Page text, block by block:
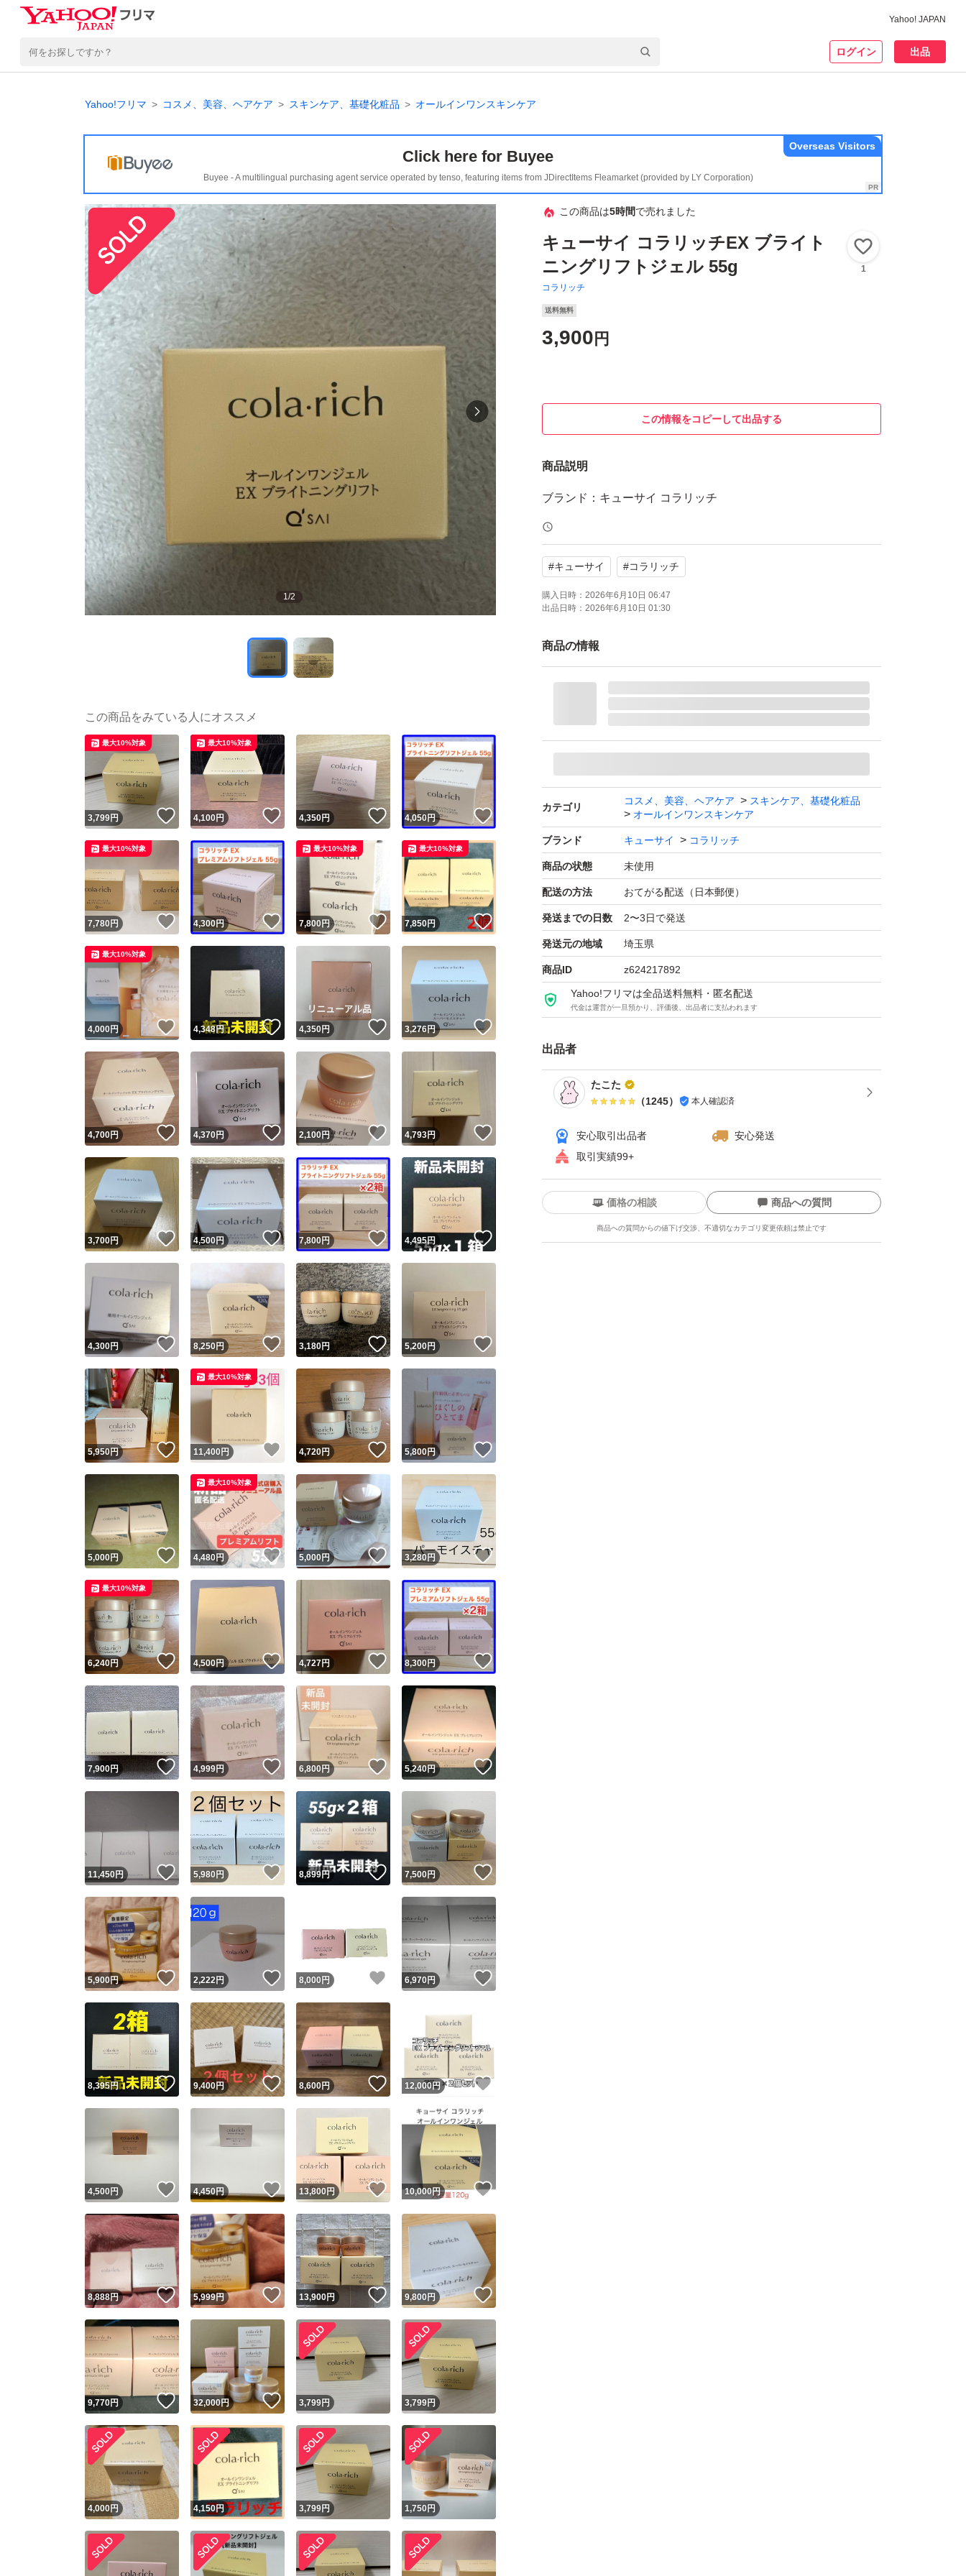
Yahoo! JAPAN
ログイン 出品
Yahoo!フリマ コスメ、美容、ヘアケア スキンケア、基礎化粧品 オールインワンスキンケア
Click here for Buyee
Buyee - A multilingual purchasing agent service operated by tenso, featuring items from JDirectItems Fleamarket (provided by LY Corporation)
Overseas Visitors
1/2
この商品は5時間で売れました
キューサイ コラリッチEX ブライト
ニングリフトジェル 55g
コラリッチ
1
送料無料
3,900 円
この情報をコピーして出品する
商品説明
ブランド：キューサイ コラリッチ
#キューサイ #コラリッチ
購入日時： 2026年6月10日 06:47
出品日時： 2026年6月10日 01:30
商品の情報
カテゴリ
コスメ、美容、ヘアケア
スキンケア、基礎化粧品
オールインワンスキンケア
ブランド キューサイ コラリッチ
商品の状態 未使用
配送の方法 おてがる配送（日本郵便）
発送までの日数 2〜3日で発送
発送元の地域 埼玉県
商品ID z624217892
Yahoo!フリマは全品送料無料・匿名配送
代金は運営が一旦預かり、評価後、出品者に支払われます
出品者
たこた
（1245） 本人確認済
安心取引出品者
安心発送
取引実績99+
ユーザーの実績について
Yahoo!フリマが定めた一定の基準を満たしたユーザーにバッジを付与しています
安心取引出品者
安心取引出品者 Yahoo!フリマの基準をクリアした安心・安全なユーザーです
取引実績
取引実績◯+ このユーザーはYahoo!フリマの取引を完了させた実績があります
他フリマ実績◯+ このユーザーは他フリマサービスでの取引実績があります
スピード&安心発送
※このバッジは実績に基づく表示であり、発送を保証しているものではありません
スピード＆安心発送
このユーザーは高頻度で24時間以内＆設定した発送日数内に発送してい
ます
スピード発送 このユーザーは高頻度で24時間以内に発送しています
安心発送 このユーザーは設定した発送日数内に発送しています
価格の相談 商品への質問
商品への質問からの値下げ交渉、不適切なカテゴリ変更依頼は禁止です
この商品の情報をコピーします
商品画像の無断転載は禁止されています
1商品につき1回です
出品ページへ
キャンセル
この商品をみている人にオススメ
3,799円 いいね！
最大10%対象
4,100円 いいね！
最大10%対象
4,350円 いいね！
4,050円 いいね！
7,780円 いいね！
最大10%対象
4,300円 いいね！
7,800円 いいね！
最大10%対象
7,850円
最大10%対象
4,000円 いいね！
最大10%対象
4,348円 いいね！
4,350円 いいね！
3,276円
4,700円 いいね！
4,370円 いいね！
2,100円 いいね！
4,793円
3,700円 いいね！
4,500円 いいね！
7,800円 いいね！
4,495円
4,300円 いいね！
8,250円 いいね！
3,180円 いいね！
5,200円
5,950円 いいね！
11,400 円 いいね！
最大10%対象
4,720円 いいね！
5,800円
5,000円 いいね！
4,480円 いいね！
最大10%対象
5,000円 いいね！
3,280円
6,240円 いいね！
最大10%対象
4,500円 いいね！
4,727円 いいね！
8,300円
7,900円 いいね！
4,999円 いいね！
6,800円 いいね！
5,240円
11,450円 いいね！
5,980円 いいね！
8,899円 いいね！
7,500円
5,900円 いいね！
2,222円 いいね！
8,000 円 いいね！
6,970円
8,395円 いいね！
9,400円 いいね！
8,600円 いいね！
12,000円
4,500円 いいね！
4,450円 いいね！
13,800円 いいね！
10,000円 いいね！
8,888円 いいね！
5,999円 いいね！
13,900円 いいね！
9,800円
9,770円 いいね！
32,000円 いいね！
3,799円 3,799円
4,000円 4,150円 3,799円 1,750円